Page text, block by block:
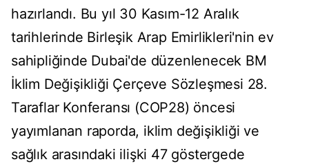
hazırlandı. Bu yıl 30 Kasım-12 Aralık
tarihlerinde Birleşik Arap Emirlikleri'nin ev
sahipliğinde Dubai'de düzenlenecek BM
İklim Değişikliği Çerçeve Sözleşmesi 28.
Taraflar Konferansı (COP28) öncesi
yayımlanan raporda, iklim değişikliği ve
sağlık arasındaki ilişki 47 göstergede